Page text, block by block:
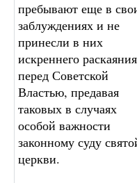
пребывают еще в
заблуждениях и не
принесли в них
искреннего раскаяния
перед Советской
Властью, предавая
таковых в случаях
особой важности
законному суду
церкви.